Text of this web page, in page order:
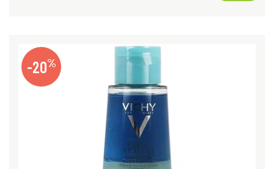
-20%